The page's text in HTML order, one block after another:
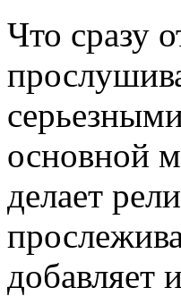
Что сразу
основной
делает
добавляет